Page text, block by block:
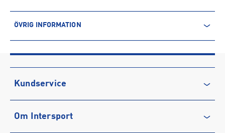
ÖVRIG INFORMATION
Produktnummer: 1576149
Leverantörens produktnummer: 8-003933
Artikelnummer: 157614901-BLACK
Tillverkaradress
Kundservice
Vanliga frågor & svar
Om Intersport